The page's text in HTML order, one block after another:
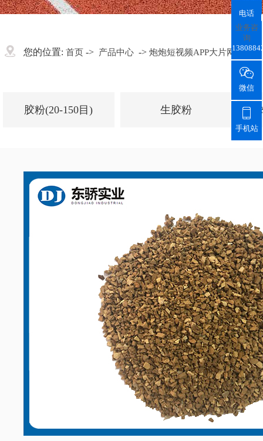
您的位置: 首页 -> 产品中心 -> 炮炮短视频APP大片网站颗粒
胶粉(20-150目) 生胶粉
电话
业务咨
询

微信

手机站